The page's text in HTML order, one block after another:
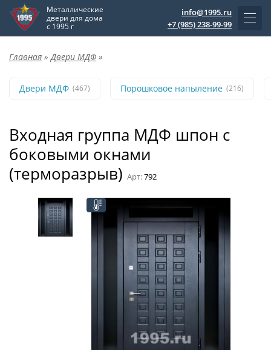
Металлические
двери для дома
с 1995 г
info@1995.ru
+7 (985) 238-99-99
Главная » Двери МДФ »
Двери МДФ (467) Порошковое напыление (216)
Входная группа МДФ шпон с
боковыми окнами
(терморазрыв) Арт:792